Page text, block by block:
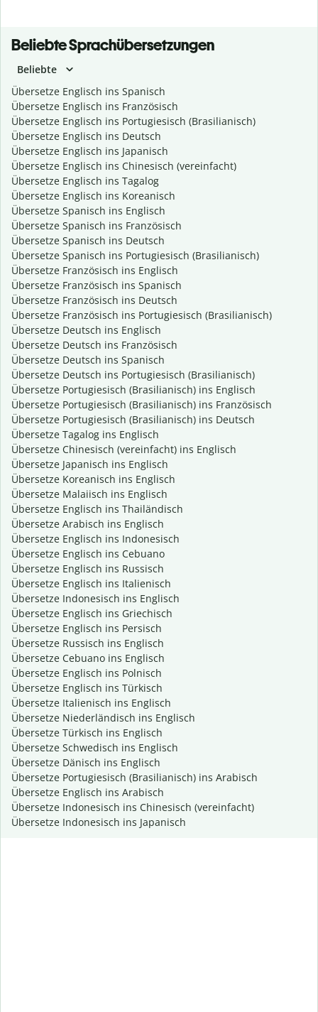
Beliebte Sprachübersetzungen
Beliebte
Übersetze Englisch ins Spanisch
Übersetze Englisch ins Französisch
Übersetze Englisch ins Portugiesisch (Brasilianisch)
Übersetze Englisch ins Deutsch
Übersetze Englisch ins Japanisch
Übersetze Englisch ins Chinesisch (vereinfacht)
Übersetze Englisch ins Tagalog
Übersetze Englisch ins Koreanisch
Übersetze Spanisch ins Englisch
Übersetze Spanisch ins Französisch
Übersetze Spanisch ins Deutsch
Übersetze Spanisch ins Portugiesisch (Brasilianisch)
Übersetze Französisch ins Englisch
Übersetze Französisch ins Spanisch
Übersetze Französisch ins Deutsch
Übersetze Französisch ins Portugiesisch (Brasilianisch)
Übersetze Deutsch ins Englisch
Übersetze Deutsch ins Französisch
Übersetze Deutsch ins Spanisch
Übersetze Deutsch ins Portugiesisch (Brasilianisch)
Übersetze Portugiesisch (Brasilianisch) ins Englisch
Übersetze Portugiesisch (Brasilianisch) ins Französisch
Übersetze Portugiesisch (Brasilianisch) ins Deutsch
Übersetze Tagalog ins Englisch
Übersetze Chinesisch (vereinfacht) ins Englisch
Übersetze Japanisch ins Englisch
Übersetze Koreanisch ins Englisch
Übersetze Malaiisch ins Englisch
Übersetze Englisch ins Thailändisch
Übersetze Arabisch ins Englisch
Übersetze Englisch ins Indonesisch
Übersetze Englisch ins Cebuano
Übersetze Englisch ins Russisch
Übersetze Englisch ins Italienisch
Übersetze Indonesisch ins Englisch
Übersetze Englisch ins Griechisch
Übersetze Englisch ins Persisch
Übersetze Russisch ins Englisch
Übersetze Cebuano ins Englisch
Übersetze Englisch ins Polnisch
Übersetze Englisch ins Türkisch
Übersetze Italienisch ins Englisch
Übersetze Niederländisch ins Englisch
Übersetze Türkisch ins Englisch
Übersetze Schwedisch ins Englisch
Übersetze Dänisch ins Englisch
Übersetze Portugiesisch (Brasilianisch) ins Arabisch
Übersetze Englisch ins Arabisch
Übersetze Indonesisch ins Chinesisch (vereinfacht)
Übersetze Indonesisch ins Japanisch